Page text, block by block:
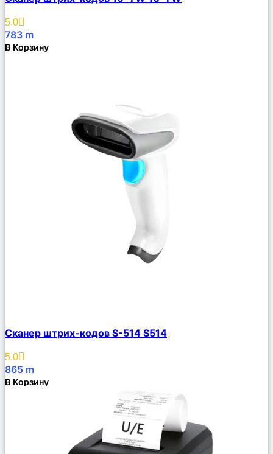
Избранное
5.0
783 m
В Корзину
Описание
Избранное
Сканер штрих-кодов S-514 S514
5.0
865 m
В Корзину